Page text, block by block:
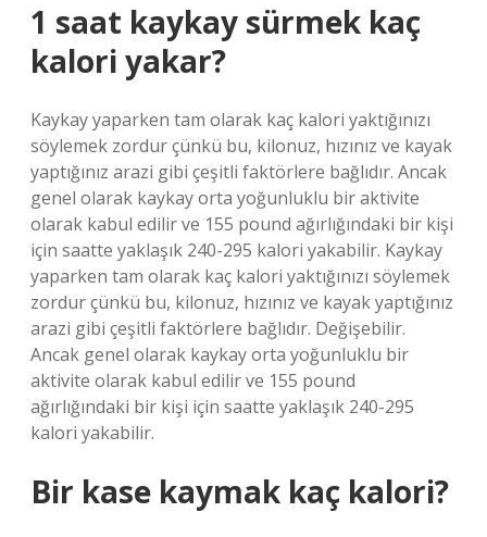
1 saat kaykay sürmek kaç
kalori yakar?
Kaykay yaparken tam olarak kaç kalori yaktığınızı
söylemek zordur çünkü bu, kilonuz, hızınız ve kayak
yaptığınız arazi gibi çeşitli faktörlere bağlıdır. Ancak
genel olarak kaykay orta yoğunluklu bir aktivite
olarak kabul edilir ve 155 pound ağırlığındaki bir kişi
için saatte yaklaşık 240-295 kalori yakabilir. Kaykay
yaparken tam olarak kaç kalori yaktığınızı söylemek
zordur çünkü bu, kilonuz, hızınız ve kayak yaptığınız
arazi gibi çeşitli faktörlere bağlıdır. Değişebilir.
Ancak genel olarak kaykay orta yoğunluklu bir
aktivite olarak kabul edilir ve 155 pound
ağırlığındaki bir kişi için saatte yaklaşık 240-295
kalori yakabilir.
Bir kase kaymak kaç kalori?